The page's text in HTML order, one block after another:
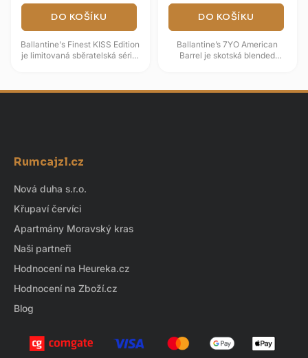
DO KOŠÍKU
Ballantine's Finest KISS Edition
je limitovaná sběratelská série,
DO KOŠÍKU
Ballantine’s 7YO American
Barrel je skotská blended
akcent...
Rumcajzl.cz
Nová duha s.r.o.
Křupaví červíci
Apartmány Moravský kras
Naši partneři
Hodnocení na Heureka.cz
Hodnocení na Zboží.cz
Blog